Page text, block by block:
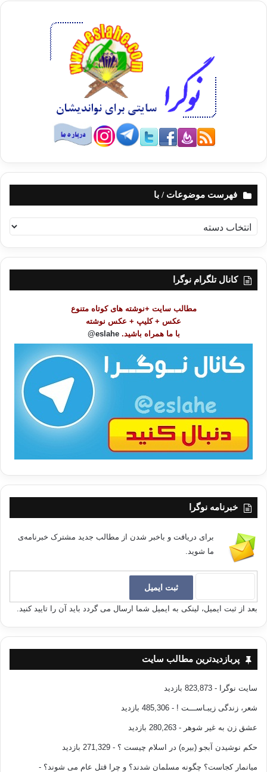
فهرست موضوعات / با
ه
ر
کانال تلگرام نوگرا
مطالب سایت +نوشته های کوتاه متنوع
عکس + کلیپ + عکس نوشته
با ما همراه باشید. eslahe@
خبرنامه نوگرا
برای دریافت و باخبر شدن از مطالب جدید مشترک خبرنامه‌ی
ما شوید.
بعد از ثبت ایمیل، لینکی به ایمیل شما ارسال می گردد باید آن را تایید کنید.
پربازدیدترین مطالب سایت
سایت نوگرا - 823,873 بازدید
شعر، زندگی زیبـاســـت ! - 485,306 بازدید
عشق زن به غیر شوهر - 280,263 بازدید
حکم نوشیدن آبجو (بیره) در اسلام چیست ؟ - 271,329 بازدید
میانمار کجاست؟ چگونه مسلمان شدند؟ و چرا قتل عام می شوند؟ -